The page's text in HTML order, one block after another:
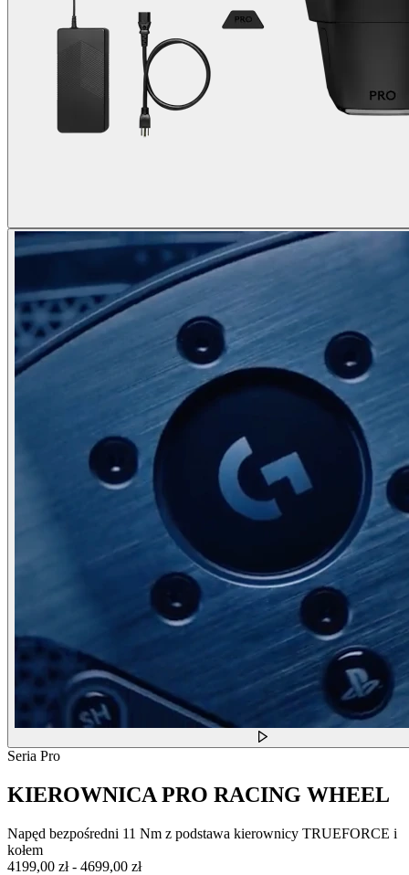
Seria Pro
KIEROWNICA PRO RACING WHEEL
Napęd bezpośredni 11 Nm z podstawa kierownicy TRUEFORCE i
kołem
4199,00 zł- 4699,00 zł